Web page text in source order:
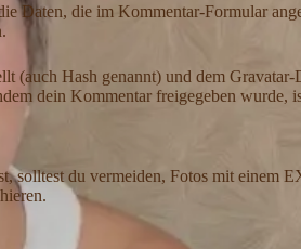
Daten, die im Kommentar-Formular
(auch Hash genannt) und dem
dein Kommentar freigegeben
solltest du vermeiden, Fotos mit einem